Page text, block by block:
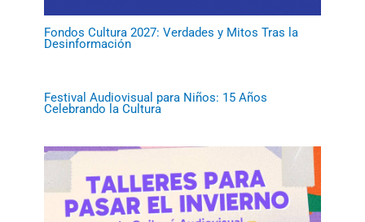
Fondos Cultura 2027: Verdades y Mitos Tras la
Desinformación
Festival Audiovisual para Niños: 15 Años
Celebrando la Cultura